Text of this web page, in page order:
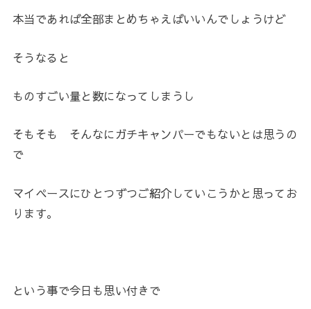
本当であれば全部まとめちゃえばいいんでしょうけど
そうなると
ものすごい量と数になってしまうし
そもそも そんなにガチキャンパーでもないとは思うの
で
マイペースにひとつずつご紹介していこうかと思ってお
ります。
という事で今日も思い付きで